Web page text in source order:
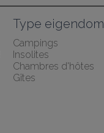
Type eigendom
Campings
Insolites
Chambres d'hôtes
Gîtes